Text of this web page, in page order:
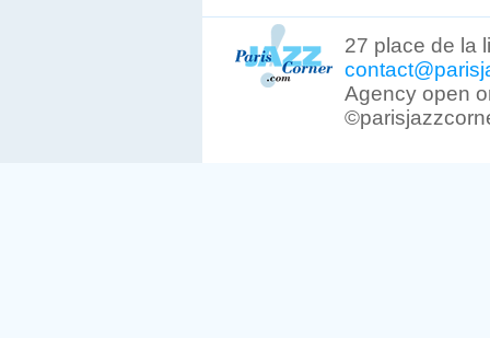
27 place de la
Agency open